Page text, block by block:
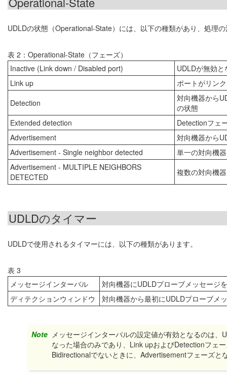
UDLDの状態（Operational-State）には、以下の種類があり、処理
表 2：Operational-State（フェーズ）
Inactive (Link down / Disabled port)
UDLDが無効
Link up
ポートがリン
Detection
対向機器から
の状態
Extended detection
Detectionフェ
Advertisement
対向機器から
Advertisement - Single neighbor detected
単一の対向機
Advertisement - MULTIPLE NEIGHBORS
DETECTED
複数の対向機
UDLDのタイマー
UDLDで使用されるタイマーには、以下の種類があります。
表 3
メッセージインターバル
対向機器にUDLDプローブメッセージ
ディテクションウィンドウ
対向機器から最初にUDLDプローブメ
Note メッセージインターバルの設定値が有効となるのは
なった場合のみであり、Link upおよびDetectionフェ
Bidirectionalでないときに、Advertisementフェーズと